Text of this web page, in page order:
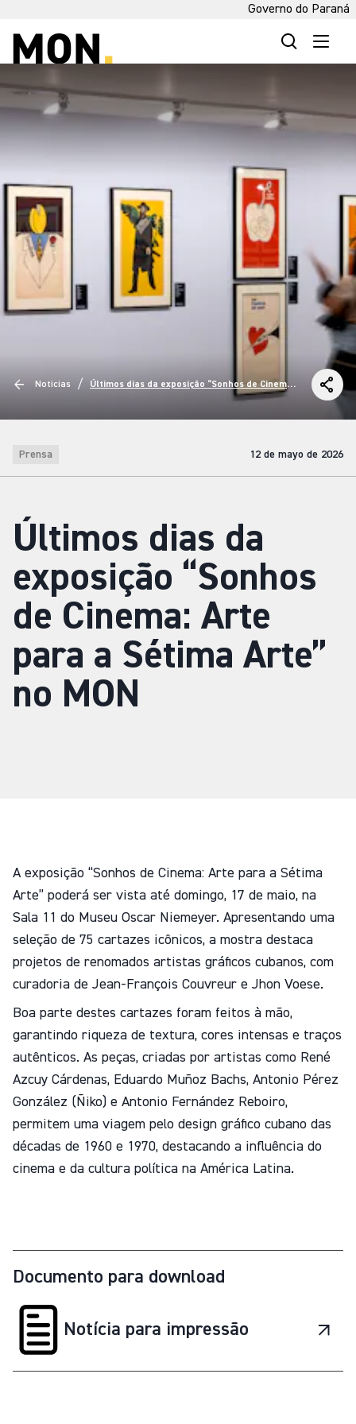
Governo do Paraná
Noticias /
Últimos dias da exposição “Sonhos de Cinema:
Arte para a Sétima Arte” no MON
Prensa 12 de mayo de 2026
Últimos dias da
exposição “Sonhos
de Cinema: Arte
para a Sétima Arte”
no MON
A exposição “Sonhos de Cinema: Arte para a Sétima
Arte” poderá ser vista até domingo, 17 de maio, na
Sala 11 do Museu Oscar Niemeyer. Apresentando uma
seleção de 75 cartazes icônicos, a mostra destaca
projetos de renomados artistas gráficos cubanos, com
curadoria de Jean-François Couvreur e Jhon Voese.
Boa parte destes cartazes foram feitos à mão,
garantindo riqueza de textura, cores intensas e traços
autênticos. As peças, criadas por artistas como René
Azcuy Cárdenas, Eduardo Muñoz Bachs, Antonio Pérez
González (Ñiko) e Antonio Fernández Reboiro,
permitem uma viagem pelo design gráfico cubano das
décadas de 1960 e 1970, destacando a influência do
cinema e da cultura política na América Latina.
Documento para download
Notícia para impressão